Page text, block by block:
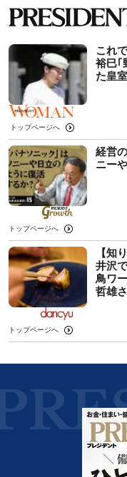
これ
裕巳｢
た皇
トップページへ
経営
ニー
トップページへ
【知
井沢
鳥ワ
哲雄
トップページへ